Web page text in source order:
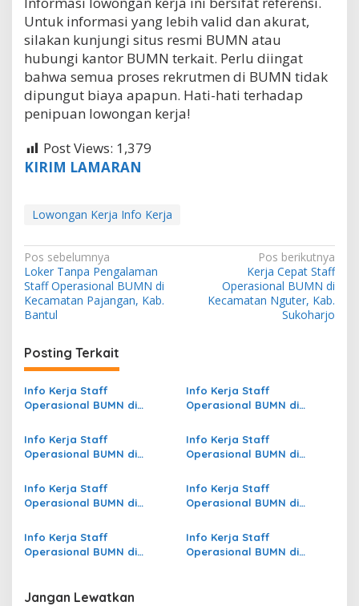
Untuk informasi yang lebih valid dan akurat,
silakan kunjungi situs resmi BUMN atau
hubungi kantor BUMN terkait. Perlu diingat
bahwa semua proses rekrutmen di BUMN tidak
dipungut biaya apapun. Hati-hati terhadap
penipuan lowongan kerja!
Post Views: 1,379
KIRIM LAMARAN
Lowongan Kerja Info Kerja
N
a
v
i
g
a
s
i
p
o
s
Pos sebelumnya
Loker Tanpa Pengalaman
Staff Operasional BUMN di
Kecamatan Pajangan, Kab.
Bantul
Pos berikutnya
Kerja Cepat Staff
Operasional BUMN di
Kecamatan Nguter, Kab.
Sukoharjo
Posting Terkait
Info Kerja Staff
Operasional BUMN di
Wonogiri
Info Kerja Staff
Operasional BUMN di
Bojonegoro
Info Kerja Staff
Operasional BUMN di
Nduga
Info Kerja Staff
Operasional BUMN di
Kab. Tapin
Info Kerja Staff
Operasional BUMN di
Kab. Lumajang
Info Kerja Staff
Operasional BUMN di
Kab. Paniai
Info Kerja Staff
Operasional BUMN di
Info Kerja Staff
Operasional BUMN di
Jangan Lewatkan